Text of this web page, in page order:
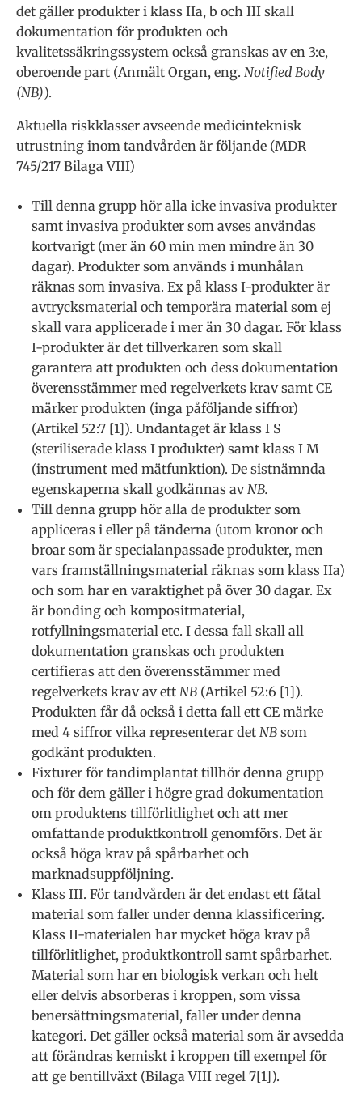
det gäller produkter i klass IIa, b och III skall
dokumentation för produkten och
kvalitetssäkringssystem också granskas av en 3:e,
oberoende part (Anmält Organ, eng. Notified Body
(NB)).
Aktuella riskklasser avseende medicinteknisk
utrustning inom tandvården är följande (MDR
745/217 Bilaga VIII)
Till denna grupp hör alla icke invasiva produkter
samt invasiva produkter som avses användas
kortvarigt (mer än 60 min men mindre än 30
dagar). Produkter som används i munhålan
räknas som invasiva. Ex på klass I-produkter är
avtrycksmaterial och temporära material som ej
skall vara applicerade i mer än 30 dagar. För klass
I-produkter är det tillverkaren som skall
garantera att produkten och dess dokumentation
överensstämmer med regelverkets krav samt CE
märker produkten (inga påföljande siffror)
(Artikel 52:7 [1]). Undantaget är klass I S
(steriliserade klass I produkter) samt klass I M
(instrument med mätfunktion). De sistnämnda
egenskaperna skall godkännas av NB.
Till denna grupp hör alla de produkter som
appliceras i eller på tänderna (utom kronor och
broar som är specialanpassade produkter, men
vars framställningsmaterial räknas som klass IIa)
och som har en varaktighet på över 30 dagar. Ex
är bonding och kompositmaterial,
rotfyllningsmaterial etc. I dessa fall skall all
dokumentation granskas och produkten
certifieras att den överensstämmer med
regelverkets krav av ett NB (Artikel 52:6 [1]).
Produkten får då också i detta fall ett CE märke
med 4 siffror vilka representerar det NB som
godkänt produkten.
Fixturer för tandimplantat tillhör denna grupp
och för dem gäller i högre grad dokumentation
om produktens tillförlitlighet och att mer
omfattande produktkontroll genomförs. Det är
också höga krav på spårbarhet och
marknadsuppföljning.
Klass III. För tandvården är det endast ett fåtal
material som faller under denna klassificering.
Klass II-materialen har mycket höga krav på
tillförlitlighet, produktkontroll samt spårbarhet.
Material som har en biologisk verkan och helt
eller delvis absorberas i kroppen, som vissa
benersättningsmaterial, faller under denna
kategori. Det gäller också material som är avsedda
att förändras kemiskt i kroppen till exempel för
att ge bentillväxt (Bilaga VIII regel 7[1]).